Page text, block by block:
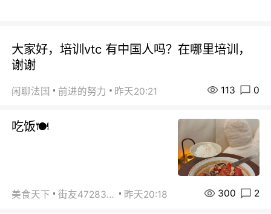
大家好，培训vtc 有中国人吗？在哪里培训，
谢谢
闲聊法国 前进的努力 昨天20:21 113 0
吃饭🍽️
美食天下 街友472838572 昨天20:18 300 2